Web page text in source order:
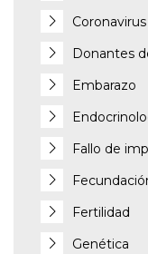
Donantes
Embarazo
Fallo de
Fertilidad
Genética